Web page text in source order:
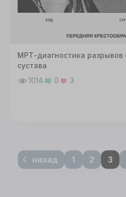
МРТ-диагностика разрывов
сустава
1014
0 3
назад 1 2 3